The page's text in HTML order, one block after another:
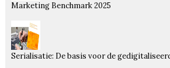
Marketing Benchmark 2025
Serialisatie: De basis voor de